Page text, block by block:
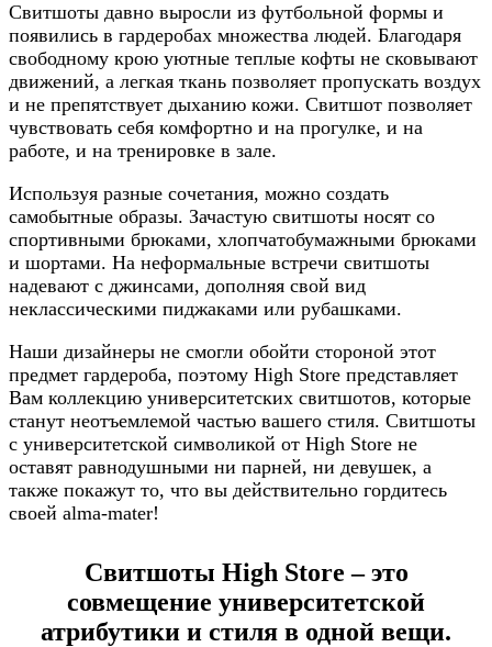
Свитшоты давно выросли из футбольной формы и
появились в гардеробах множества людей. Благодаря
свободному крою уютные теплые кофты не сковывают
движений, а легкая ткань позволяет пропускать воздух
и не препятствует дыханию кожи. Свитшот позволяет
чувствовать себя комфортно и на прогулке, и на
работе, и на тренировке в зале.
Используя разные сочетания, можно создать
самобытные образы. Зачастую свитшоты носят со
спортивными брюками, хлопчатобумажными брюками
и шортами. На неформальные встречи свитшоты
надевают с джинсами, дополняя свой вид
неклассическими пиджаками или рубашками.
Наши дизайнеры не смогли обойти стороной этот
предмет гардероба, поэтому High Store представляет
Вам коллекцию университетских свитшотов, которые
станут неотъемлемой частью вашего стиля. Свитшоты
с университетской символикой от High Store не
оставят равнодушными ни парней, ни девушек, а
также покажут то, что вы действительно гордитесь
своей alma-mater!
Свитшоты High Store – это
совмещение университетской
атрибутики и стиля в одной вещи.